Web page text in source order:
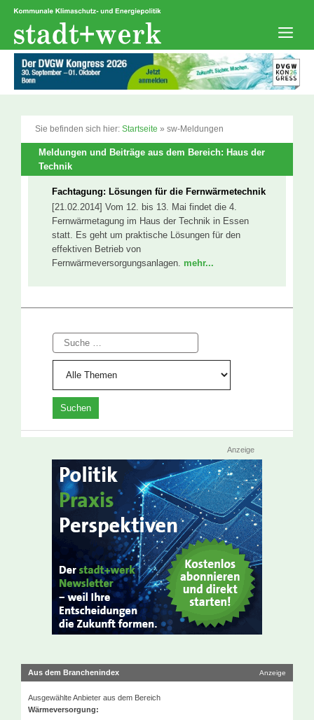
Zum
springen
Sie befinden sich hier: Startseite » sw-Meldungen
Meldungen und Beiträge aus dem Bereich: Haus der
Technik
Fachtagung: Lösungen für die Fernwärmetechnik
[21.02.2014] Vom 12. bis 13. Mai findet die 4.
Fernwärmetagung im Haus der Technik in Essen
statt. Es geht um praktische Lösungen für den
effektiven Betrieb von
Fernwärmeversorgungsanlagen. mehr...
Suche
Anzeige
Aus dem Branchenindex Anzeige
Ausgewählte Anbieter aus dem Bereich
Wärmeversorgung: